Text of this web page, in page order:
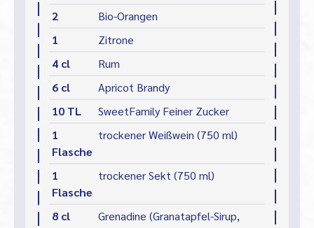
2
Bio-Orangen
1
Zitrone
4 cl
Rum
6 cl
Apricot Brandy
10 TL
SweetFamily Feiner Zucker
1
Flasche
trockener Weißwein (750 ml)
1
Flasche
trockener Sekt (750 ml)
8 cl
Grenadine (Granatapfel-Sirup,